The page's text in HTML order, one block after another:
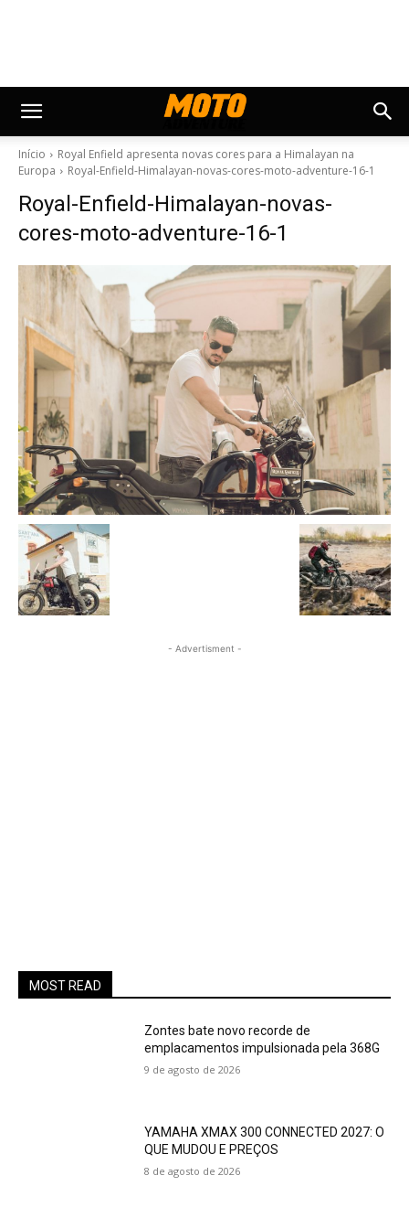
Início
Royal Enfield apresenta novas cores para a Himalayan na
Europa
Royal-Enfield-Himalayan-novas-cores-moto-adventure-16-1
Royal-Enfield-Himalayan-novas-
cores-moto-adventure-16-1
- Advertisment -
MOST READ
Zontes bate novo recorde de
emplacamentos impulsionada pela 368G
9 de agosto de 2026
YAMAHA XMAX 300 CONNECTED 2027: O
QUE MUDOU E PREÇOS
8 de agosto de 2026